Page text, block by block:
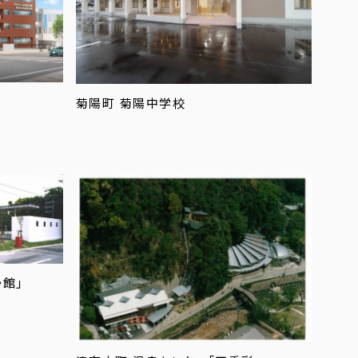
菊陽町 菊陽中学校
」